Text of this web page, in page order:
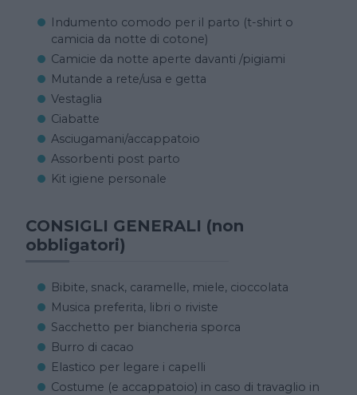
Indumento comodo per il parto (t-shirt o
camicia da notte di cotone)
Camicie da notte aperte davanti /pigiami
Mutande a rete/usa e getta
Vestaglia
Ciabatte
Asciugamani/accappatoio
Assorbenti post parto
Kit igiene personale
CONSIGLI GENERALI (non
obbligatori)
Bibite, snack, caramelle, miele, cioccolata
Musica preferita, libri o riviste
Sacchetto per biancheria sporca
Burro di cacao
Elastico per legare i capelli
Costume (e accappatoio) in caso di travaglio in